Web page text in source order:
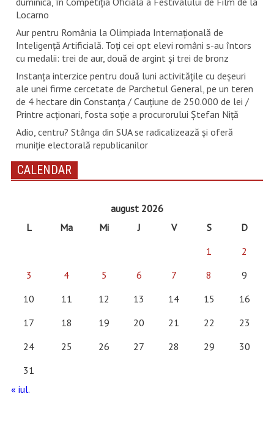
Locarno
Aur pentru România la Olimpiada Internațională de
Inteligență Artificială. Toți cei opt elevi români s-au întors
cu medalii: trei de aur, două de argint și trei de bronz
Instanța interzice pentru două luni activitățile cu deșeuri
ale unei firme cercetate de Parchetul General, pe un teren
de 4 hectare din Constanța / Cauțiune de 250.000 de lei /
Printre acționari, fosta soție a procurorului Ștefan Niță
Adio, centru? Stânga din SUA se radicalizează și oferă
muniție electorală republicanilor
CALENDAR
august 2026
L
Ma Mi J V S
D
1
2
3
4 5 6 7 8
9
10
11 12 13 14 15
16
17
18 19 20 21 22
23
24
25 26 27 28 29
30
31
« iul.